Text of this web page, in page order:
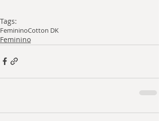
Tags:
FemininoCotton DK
Feminino